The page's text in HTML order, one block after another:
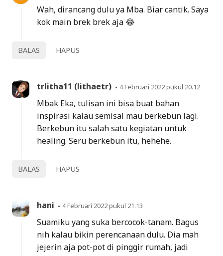
Wah, dirancang dulu ya Mba. Biar cantik. Saya
kok main brek brek aja 😂
BALAS HAPUS
trlitha11 (lithaetr) 4 Februari 2022 pukul 20.12
Mbak Eka, tulisan ini bisa buat bahan
inspirasi kalau semisal mau berkebun lagi.
Berkebun itu salah satu kegiatan untuk
healing. Seru berkebun itu, hehehe.
BALAS HAPUS
hani 4 Februari 2022 pukul 21.13
Suamiku yang suka bercocok-tanam. Bagus
nih kalau bikin perencanaan dulu. Dia mah
jejerin aja pot-pot di pinggir rumah, jadi